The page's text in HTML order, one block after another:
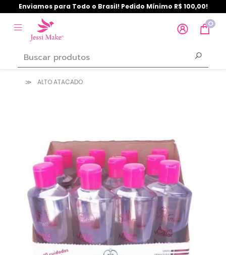
Enviamos para Todo o Brasil! Pedido Mínimo R$ 100,00!
0
ALTO ATACADO